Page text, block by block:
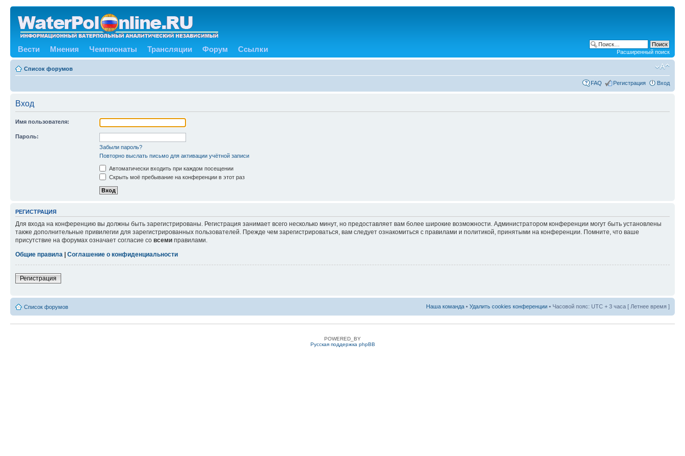
Вести Мнения Чемпионаты Трансляции Форум Ссылки Расширенный поиск
Список форумов
FAQ Регистрация Вход
Вход
Имя пользователя:
Пароль:
Забыли пароль?
Повторно выслать письмо для активации учётной записи
Автоматически входить при каждом посещении
Скрыть моё пребывание на конференции в этот раз
РЕГИСТРАЦИЯ
Для входа на конференцию вы должны быть зарегистрированы. Регистрация занимает всего несколько минут, но предоставляет вам более широкие возможности. Администратором конференции могут быть установлены
также дополнительные привилегии для зарегистрированных пользователей. Прежде чем зарегистрироваться, вам следует ознакомиться с правилами и политикой, принятыми на конференции. Помните, что ваше
присутствие на форумах означает согласие со всеми правилами.
Общие правила | Соглашение о конфиденциальности
Регистрация
Список форумов Наша команда • Удалить cookies конференции • Часовой пояс: UTC + 3 часа [ Летнее время ]
POWERED_BY
Русская поддержка phpBB